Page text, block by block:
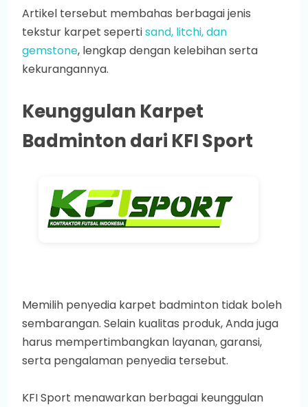
Artikel tersebut membahas berbagai jenis
tekstur karpet sepertisand, litchi, dan
gemstone, lengkap dengan kelebihan serta
kekurangannya.
Keunggulan Karpet
Badminton dari KFI Sport
Memilih penyedia karpet badminton tidak boleh
sembarangan. Selain kualitas produk, Anda juga
harus mempertimbangkan layanan, garansi,
serta pengalaman penyedia tersebut.
KFI Sport menawarkan berbagai keunggulan